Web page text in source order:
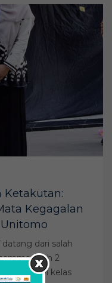
Ketakutan:
Kegagalan
dari salah
2
K., siswi kelas